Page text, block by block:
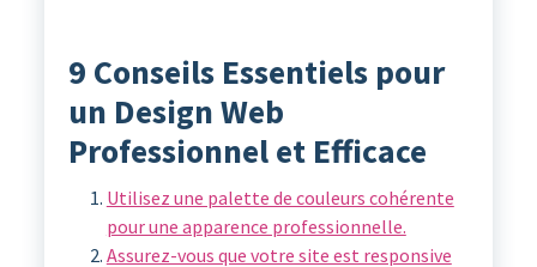
9 Conseils Essentiels pour
un Design Web
Professionnel et Efficace
Utilisez une palette de couleurs cohérente
pour une apparence professionnelle.
Assurez-vous que votre site est responsive